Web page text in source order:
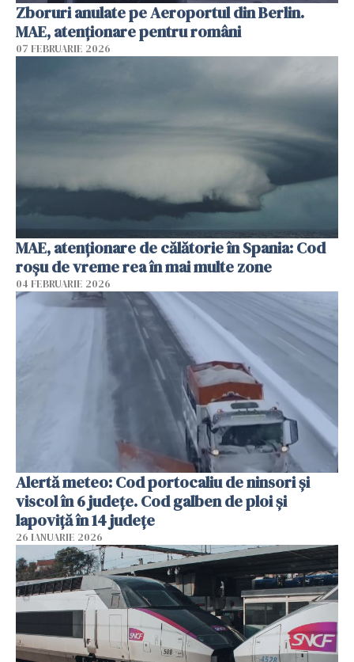
Zboruri anulate pe Aeroportul din Berlin.
MAE, atenționare pentru români
07 FEBRUARIE 2026
MAE, atenţionare de călătorie în Spania: Cod
roșu de vreme rea în mai multe zone
04 FEBRUARIE 2026
Alertă meteo: Cod portocaliu de ninsori şi
viscol în 6 judeţe. Cod galben de ploi şi
lapoviţă în 14 judeţe
26 IANUARIE 2026